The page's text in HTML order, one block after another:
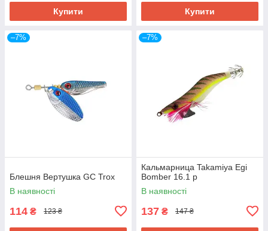
Купити Купити
–7%
Блешня Вертушка GC Trox
В наявності
114 ₴ 123 ₴
–7%
Кальмарница Takamiya Egi
Bomber 16.1 р
В наявності
137 ₴ 147 ₴